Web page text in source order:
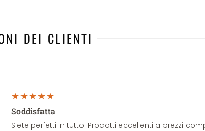
DEI CLIENTI
Soddisfatta
Siete perfetti in tutto! Prodotti eccellenti a prezzi